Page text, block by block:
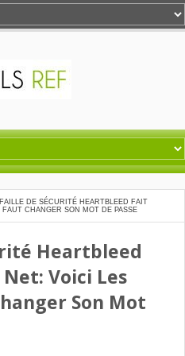
DE SÉCURITÉ HEARTBLEED FAIT
CHANGER SON MOT DE PASSE
Heartbleed
Voici Les
Son Mot